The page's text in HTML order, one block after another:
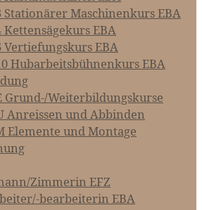
Stationärer Maschinenkurs EBA
Kettensägekurs EBA
Vertiefungskurs EBA
Hubarbeitsbühnenkurs EBA
Grund-/Weiterbildungskurse
Anreissen und Abbinden
Elemente und Montage
Zimmerin EFZ
bearbeiterin EBA